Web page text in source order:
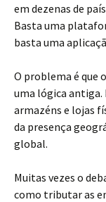
em dezenas de
Basta uma
basta uma
O problema é que
uma lógica antiga.
armazéns e lojas
da presença
global.
Muitas vezes o
como tributar as